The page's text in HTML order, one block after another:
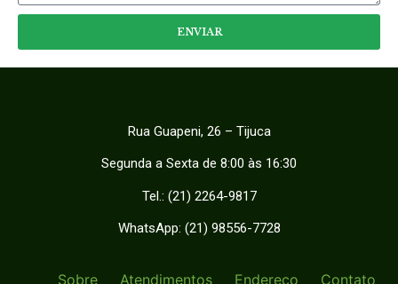
ENVIAR
Rua Guapeni, 26 – Tijuca
Segunda a Sexta de 8:00 às 16:30
Tel.: (21) 2264-9817
WhatsApp: (21) 98556-7728
Sobre Atendimentos Endereço Contato